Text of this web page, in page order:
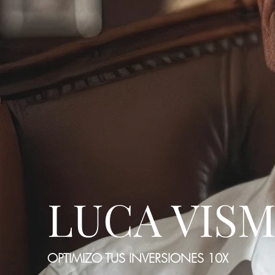
LUCA
OPTIMIZO TUS INVERSIONES 10X